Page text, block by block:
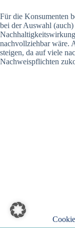
Für die Konsumenten
bei der Auswahl
nachvollziehbar wäre.
steigen, da auf viele
Nachweispflichten